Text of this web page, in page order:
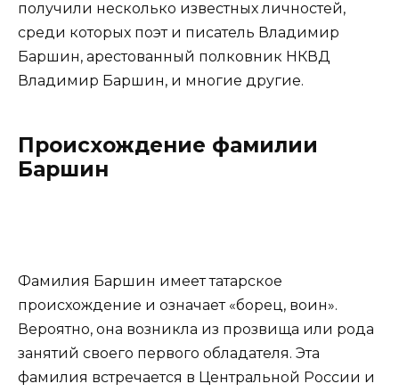
получили несколько известных личностей,
среди которых поэт и писатель Владимир
Баршин, арестованный полковник НКВД
Владимир Баршин, и многие другие.
Происхождение фамилии
Баршин
Фамилия Баршин имеет татарское
происхождение и означает «борец, воин».
Вероятно, она возникла из прозвища или рода
занятий своего первого обладателя. Эта
фамилия встречается в Центральной России и